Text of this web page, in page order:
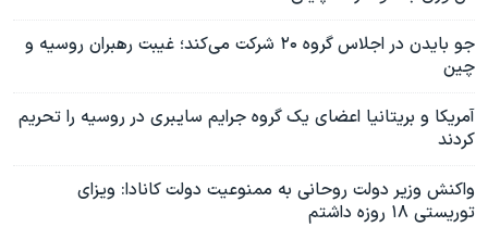
جو بایدن در اجلاس گروه ۲۰ شرکت می‌کند؛ غیبت رهبران روسیه و
چین
آمریکا و بریتانیا اعضای یک گروه جرایم سایبری در روسیه را تحریم
کردند
واکنش وزیر دولت روحانی به ممنوعیت دولت کانادا: ویزای
توریستی ۱۸ روزه داشتم